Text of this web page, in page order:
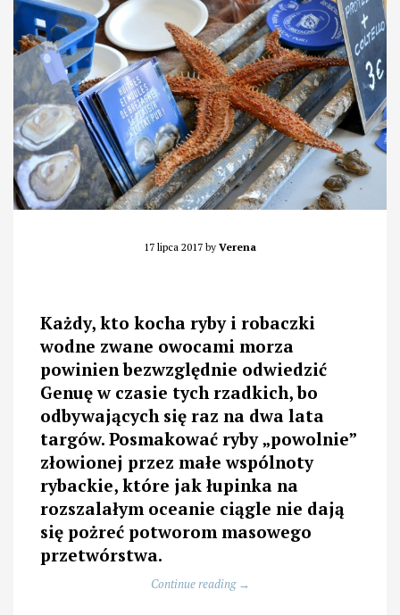
17 lipca 2017 by Verena
Każdy, kto kocha ryby i robaczki
wodne zwane owocami morza
powinien bezwzględnie odwiedzić
Genuę w czasie tych rzadkich, bo
odbywających się raz na dwa lata
targów. Posmakować ryby „powolnie”
złowionej przez małe wspólnoty
rybackie, które jak łupinka na
rozszalałym oceanie ciągle nie dają
się pożreć potworom masowego
przetwórstwa.
Continue reading „Slow
→